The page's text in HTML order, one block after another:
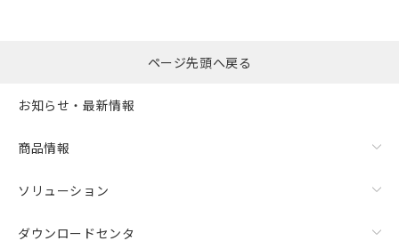
ページ先頭へ戻る
お知らせ・最新情報
商品情報
ソリューション
ダウンロードセンタ